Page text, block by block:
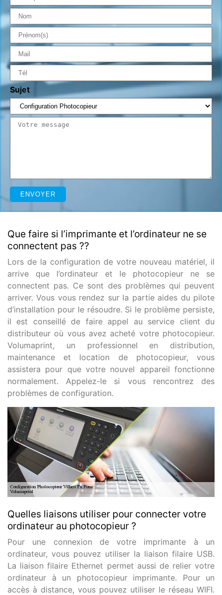
Sujet
Que faire si l’imprimante et l’ordinateur ne se
connectent pas ??
Lors de la configuration de votre nouveau matériel, il
arrive que l’ordinateur et le photocopieur ne se
connectent pas. Ce sont des problèmes qui peuvent
arriver. Vous vous rendez sur la partie aides du pilote
d’installation pour le résoudre. Si le problème persiste,
il est conseillé de faire appel au service client du
distributeur où vous avez acheté votre photocopieur.
Volumaprint, un professionnel en distribution,
maintenance et location de photocopieur, vous
assistera pour que votre nouvel appareil fonctionne
normalement. Appelez-le si vous rencontrez des
problèmes de configuration.
Quelles liaisons utiliser pour connecter votre
ordinateur au photocopieur ?
Pour une connexion de votre imprimante à un
ordinateur, vous pouvez utiliser la liaison filaire USB.
La liaison filaire Ethernet permet aussi de relier votre
ordinateur à un photocopieur imprimante. Pour un
accès à distance, vous pouvez utiliser le réseau WIFI.